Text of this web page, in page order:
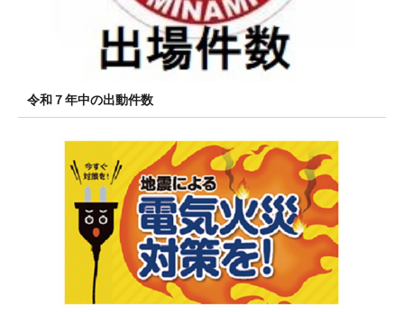
令和７年中の出動件数